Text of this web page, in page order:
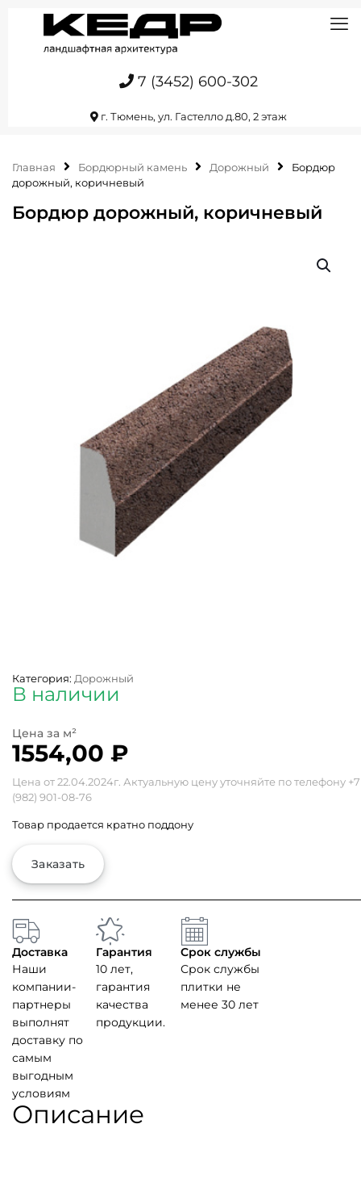
7 (3452) 600-302
г. Тюмень, ул. Гастелло д.80, 2 этаж
Главная Бордюрный камень Дорожный
Бордюр
дорожный, коричневый
Бордюр дорожный, коричневый
Категория: Дорожный
В наличии
1554,00 ₽
Цена от 22.04.2024г. Актуальную цену уточняйте по телефону +7
(982) 901-08-76
Товар продается кратно поддону
Заказать
Доставка
Наши
компании-
партнеры
выполнят
доставку по
самым
выгодным
условиям
Гарантия
10 лет,
гарантия
качества
продукции.
Срок службы
Срок службы
плитки не
менее 30 лет
Описание